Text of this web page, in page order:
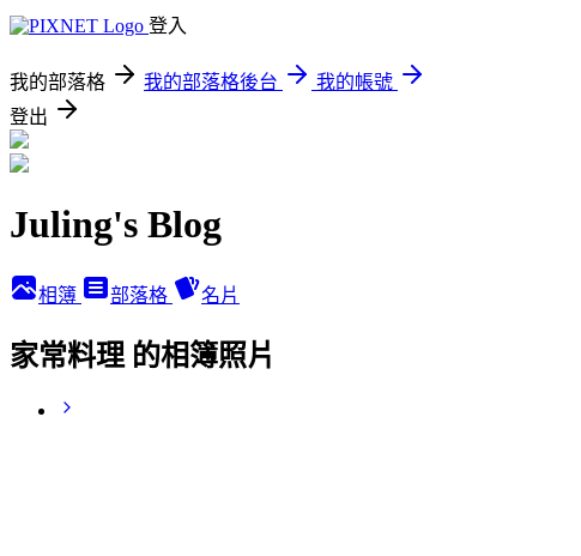
登入
我的部落格 我的部落格後台
我的帳號
登出
Juling's Blog
相簿 部落格 名片
家常料理 的相簿照片